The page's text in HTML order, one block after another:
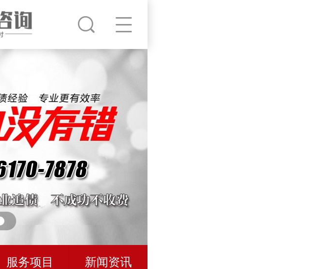
服务项目 新闻资讯